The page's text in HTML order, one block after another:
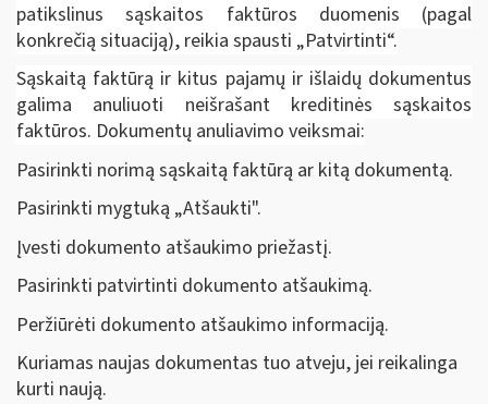
patikslinus sąskaitos faktūros duomenis (pagal
konkrečią situaciją), reikia spausti „Patvirtinti“.
Sąskaitą faktūrą ir kitus pajamų ir išlaidų dokumentus
galima anuliuoti neišrašant kreditinės sąskaitos
faktūros. Dokumentų anuliavimo veiksmai:
Pasirinkti norimą sąskaitą faktūrą ar kitą dokumentą.
Pasirinkti mygtuką „Atšaukti".
Įvesti dokumento atšaukimo priežastį.
Pasirinkti patvirtinti dokumento atšaukimą.
Peržiūrėti dokumento atšaukimo informaciją.
Kuriamas naujas dokumentas tuo atveju, jei reikalinga
kurti naują.